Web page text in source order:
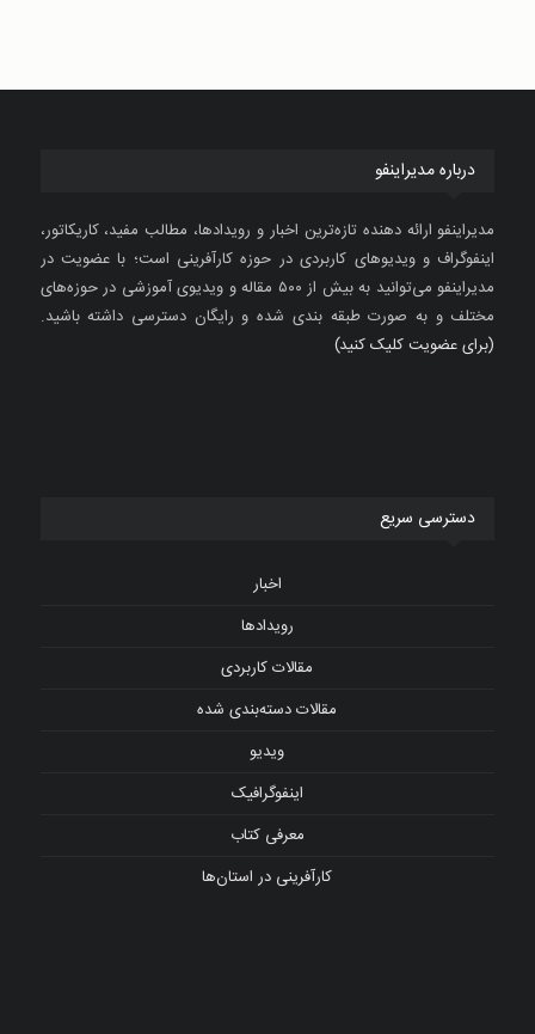
درباره مدیراینفو
مدیراینفو ارائه دهنده تازه‌ترین اخبار و رویدادها، مطالب مفید، کاریکاتور،
اینفوگراف و ویدیوهای کاربردی در حوزه کارآفرینی است؛ با عضویت در
مدیراینفو می‌توانید به بیش از ۵۰۰ مقاله و ویدیوی آموزشی در حوزه‌های
مختلف و به صورت طبقه بندی شده و رایگان دسترسی داشته باشید.
(برای عضویت کلیک کنید)
دسترسی سریع
اخبار
رویدادها
مقالات کاربردی
مقالات دسته‌بندی شده
ویدیو
اینفوگرافیک
معرفی کتاب
کارآفرینی در استان‌ها